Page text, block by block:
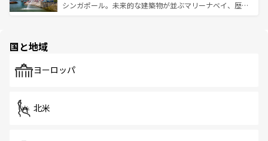
た文化、そして多様な観光資源が、訪れる旅人を魅了し続
うな絶景から文化的な体験まで、香港を存分に楽しみ尽く
シンガポール。未来的な建築物が並ぶマリーナベイ、歴史
で、ホーカーズは地元の風情を楽しめる外せないスポット
国と地域
ヨーロッパ
北米